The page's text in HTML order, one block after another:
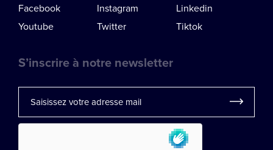
Facebook Instagram
Linkedin
Youtube
Twitter Tiktok
S’inscrire à notre newsletter